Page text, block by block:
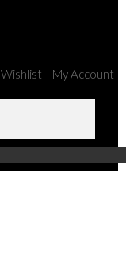
Wishlist My Account